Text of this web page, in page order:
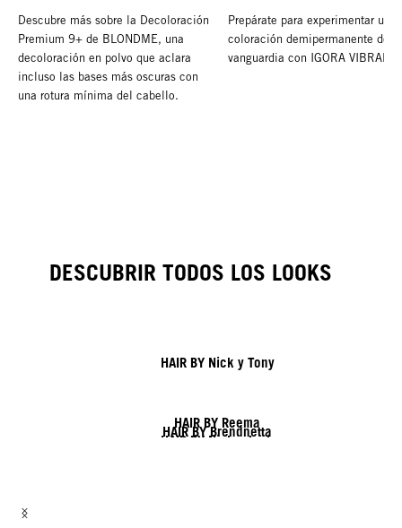
Descubre más sobre la Decoloración
Premium 9+ de BLONDME, una
decoloración en polvo que aclara
incluso las bases más oscuras con
una rotura mínima del cabello.
Prepárate para experimentar una
coloración demipermanente de
vanguardia con IGORA
DESCUBRIR TODOS LOS LOOKS
HAIR BY Nick y Tony
HAIR BY Reema
HAIR BY Brendnetta
HAIR BY Nick y Jack